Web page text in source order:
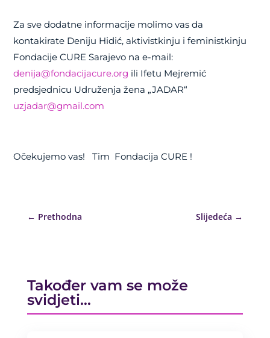
Za sve dodatne informacije molimo vas da
kontakirate Deniju Hidić, aktivistkinju i feministkinju
Fondacije CURE Sarajevo na e-mail:
denija@fondacijacure.org ili Ifetu Mejremić
predsjednicu Udruženja žena „JADAR“
uzjadar@gmail.com
Očekujemo vas! Tim Fondacija CURE !
← Prethodna Slijedeća →
Također vam se može
svidjeti…